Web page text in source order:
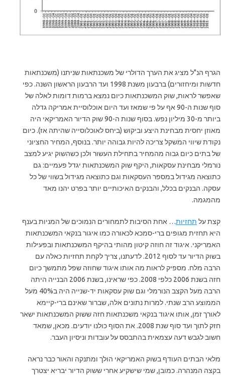
הגרף הנ"ל מציג את הערך הדולרי של משכנתאות שניתנו (משכנתאות
חדשות ומיחזורים) ברבעון משנת 1998 ועד הרבעון הראשון השנה. כפי
שאפשר לראות, שוק המשכנתאות כיום נמצא ברמות דומות לאלה של
סוף שנות ה-90 אף על פי שמאז ועד היום אוכלוסיית אמריקה גדלה
ביותר מ-30 מיליון נפש. בסוף שנות ה-90 שוק הדיור האמריקאי היה
מאוזן יחסית מבחינת היצע וביקוש (ביחס לאוכלוסייה שהיתה אז). כיום
נקודת שיווי המשקל צריכה להיות גבוהה יותר. בנוסף, המחיר החציוני
של בתים כיום גבוה מהמחיר בתחילת העשור ולכן כשהשוק יגיע למצב
נורמלי מבחינת עסקאות, היקף שוק המשכנתאות יגדל פעמיים: גם
כתוצאה מגידול במספר העסקאות וגם כתוצאה מגידול בשווי של כל
עסקה. הבנקים בכלל, והבנקים האיכותיים יותר בפרט יהנו מאד
מהמגמה.
קצת עלתחזיות… אחת הסיבות לתמחורים הנמוכים של המניות בענף
היא תחזית מגופים ברי-סמכא לכאורה כמו איגור בנקאי המשכנתאות
האמריקני. איגוד זה חוזה קיטון מהותי בהיקף המשכנתאות ובפעילות
בשוק הדיור עד לסוף 2012. לדעתנו, צריך לקחת תחזיות כאלה עם
הרבה מלח. מספיק לראות מה אותו איגוד שחוזה שפל מתמשך כיום
חזה בשנת 2006 כלפי 2008. כפי שראינו, בשנת 2006 הבנייה היתה
הרבה מעל הקצב הנורמלי וגם שוק עסקאות יד-שנייה היה ב40% מעל
הממוצע הרב שנתי. למרות נתונים אלה, שברור שאינם ברי-קיימא
לאורך זמן, אותו איגוד בנקאי משכנתאות חזה ששוק המשכנתאות ישאר
חזק לתוך ועד סוף שנת 2008. את הסוף כולנו יודעים. מכאן, שמאד
חשוב לגבש דעה עצמאית בהתבסס על עובדות וניסיון העבר.
מלאי הבתים העודף בשוק האמריקאי הולך ומתנקה והאור כבר נראה
בקצה המנהרה. כמובן, שמי שישקיע אחרי ששוק הדיור יבריא יצטרך